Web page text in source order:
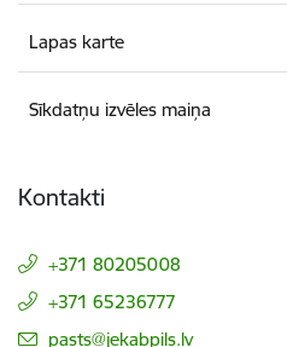
Lapas karte
Sīkdatņu izvēles maiņa
Kontakti
+371 80205008
+371 65236777
E-pasts:
pasts@jekabpils.lv